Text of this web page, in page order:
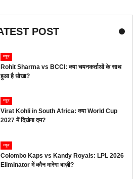
POST
न्यूज
Rohit Sharma vs BCCI: क्या चयनकर्ताओं के साथ
हुआ है धोखा?
न्यूज
Virat Kohli in South Africa: क्या World Cup
2027 में दिखेगा दम?
न्यूज
Colombo Kaps vs Kandy Royals: LPL 2026
Eliminator में कौन मारेगा बाज़ी?